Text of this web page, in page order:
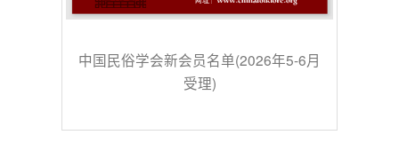
中国民俗学会新会员名单(2026年5-6月
受理)